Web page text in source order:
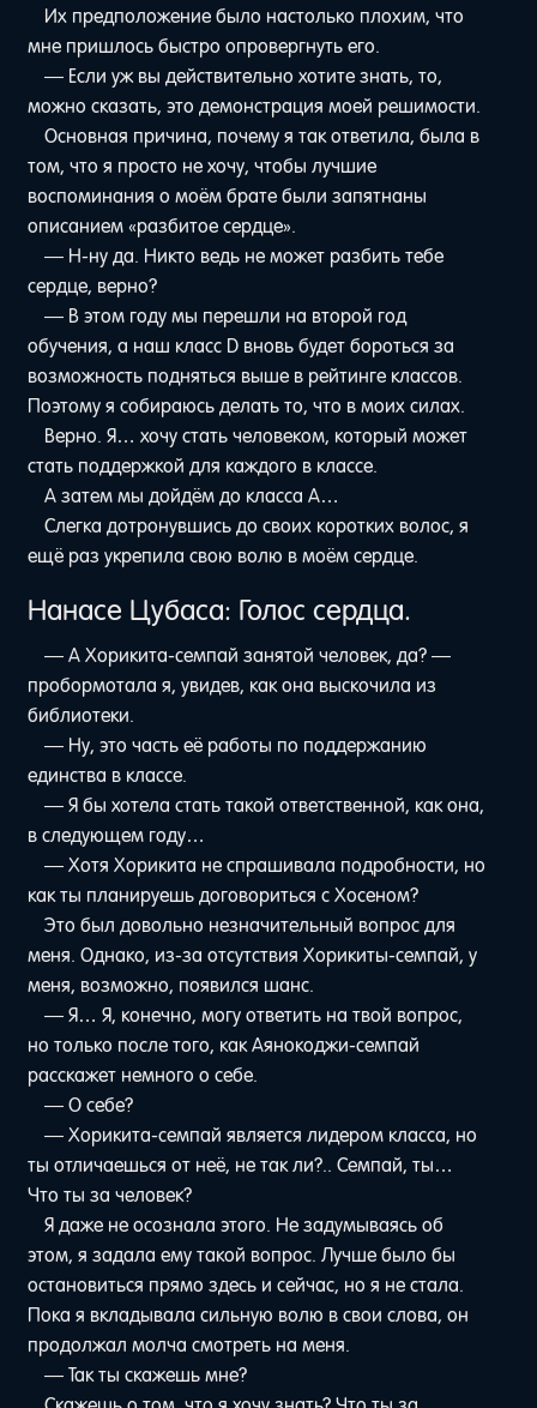
Их предположение было настолько плохим, что
мне пришлось быстро опровергнуть его.
— Если уж вы действительно хотите знать, то,
можно сказать, это демонстрация моей решимости.
Основная причина, почему я так ответила, была в
том, что я просто не хочу, чтобы лучшие
воспоминания о моём брате были запятнаны
описанием «разбитое сердце».
— Н-ну да. Никто ведь не может разбить тебе
сердце, верно?
— В этом году мы перешли на второй год
обучения, а наш класс D вновь будет бороться за
возможность подняться выше в рейтинге классов.
Поэтому я собираюсь делать то, что в моих силах.
Верно. Я… хочу стать человеком, который может
стать поддержкой для каждого в классе.
А затем мы дойдём до класса A…
Слегка дотронувшись до своих коротких волос, я
ещё раз укрепила свою волю в моём сердце.
Нанасе Цубаса: Голос сердца.
— А Хорикита-семпай занятой человек, да? —
пробормотала я, увидев, как она выскочила из
библиотеки.
— Ну, это часть её работы по поддержанию
единства в классе.
— Я бы хотела стать такой ответственной, как она,
в следующем году…
— Хотя Хорикита не спрашивала подробности, но
как ты планируешь договориться с Хосеном?
Это был довольно незначительный вопрос для
меня. Однако, из-за отсутствия Хорикиты-семпай, у
меня, возможно, появился шанс.
— Я… Я, конечно, могу ответить на твой вопрос,
но только после того, как Аянокоджи-семпай
расскажет немного о себе.
— О себе?
— Хорикита-семпай является лидером класса, но
ты отличаешься от неё, не так ли?.. Семпай, ты…
Что ты за человек?
Я даже не осознала этого. Не задумываясь об
этом, я задала ему такой вопрос. Лучше было бы
остановиться прямо здесь и сейчас, но я не стала.
Пока я вкладывала сильную волю в свои слова, он
продолжал молча смотреть на меня.
— Так ты скажешь мне?